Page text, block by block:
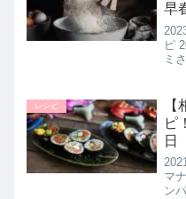
早
ピ
ミ
ま
く
レシピ
ピ
日
マ
ン